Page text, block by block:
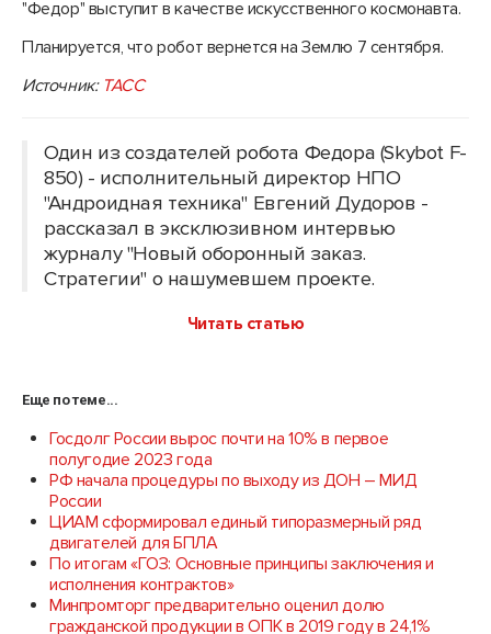
"Федор" выступит в качестве искусственного космонавта.
Планируется, что робот вернется на Землю 7 сентября.
Источник: ТАСС
Один из создателей робота Федора (Skybot F-
850) - исполнительный директор НПО
"Андроидная техника" Евгений Дудоров -
рассказал в эксклюзивном интервью
журналу "Новый оборонный заказ.
Стратегии" о нашумевшем проекте.
Читать статью
Еще по теме...
Госдолг России вырос почти на 10% в первое
полугодие 2023 года
РФ начала процедуры по выходу из ДОН – МИД
России
ЦИАМ сформировал единый типоразмерный ряд
двигателей для БПЛА
По итогам «ГОЗ: Основные принципы заключения и
исполнения контрактов»
Минпромторг предварительно оценил долю
гражданской продукции в ОПК в 2019 году в 24,1%